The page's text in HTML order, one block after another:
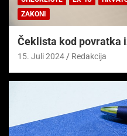
ZAKONI
Čeklista kod povratka
15. Juli 2024 Redakcija